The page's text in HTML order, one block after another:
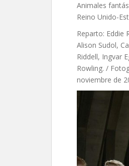
Animales
Reino Unido-
Reparto: Eddie
Alison Sudol,
Riddell, Ingvar
Rowling. /
noviembre de